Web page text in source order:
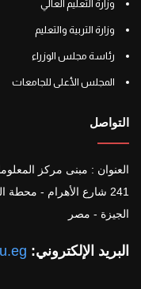
وزارة التعليم العالي
وزارة التربية والتعليم
رئاسة مجلس الوزراء
المجلس الأعلى للجامعات
التواصل
العنوان : مبنى مركز
241 شارع الأهرام - محطة المطبعة
الجيزة - مصر
البريد الإلكتروني: